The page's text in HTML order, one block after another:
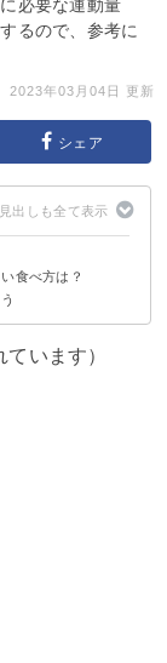
必要な運動量
るので、参考に
2023年03月04日 更新
シェア
子類と比較
運動量
食べ方は？
います）